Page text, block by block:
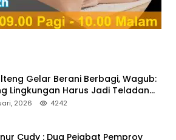
Gelar Berani Berbagi, Wagub:
Lingkungan Harus Jadi Teladan
2026 4242
Dua Pejabat Pemprov